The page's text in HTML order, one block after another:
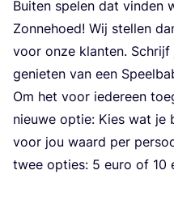
Bui­ten spe­len dat vin­den
Zon­ne­hoed! Wij stel­len
voor onze klan­ten.
genie­ten van een
Om het voor ieder­een
nieu­we optie: Kies wat je
voor jou waard per
twee opties: 5 euro of 10